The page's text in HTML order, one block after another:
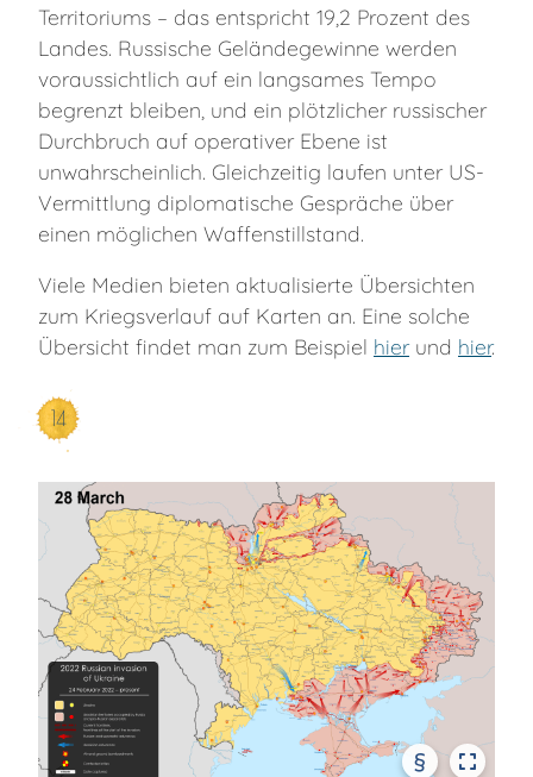
Territoriums – das entspricht 19,2 Prozent des
Landes. Russische Geländegewinne werden
voraussichtlich auf ein langsames Tempo
begrenzt bleiben, und ein plötzlicher russischer
Durchbruch auf operativer Ebene ist
unwahrscheinlich. Gleichzeitig laufen unter US-
Vermittlung diplomatische Gespräche über
einen möglichen Waffenstillstand.
Viele Medien bieten aktualisierte Übersichten
zum Kriegsverlauf auf Karten an. Eine solche
Übersicht findet man zum Beispiel hierund hier.
14
§